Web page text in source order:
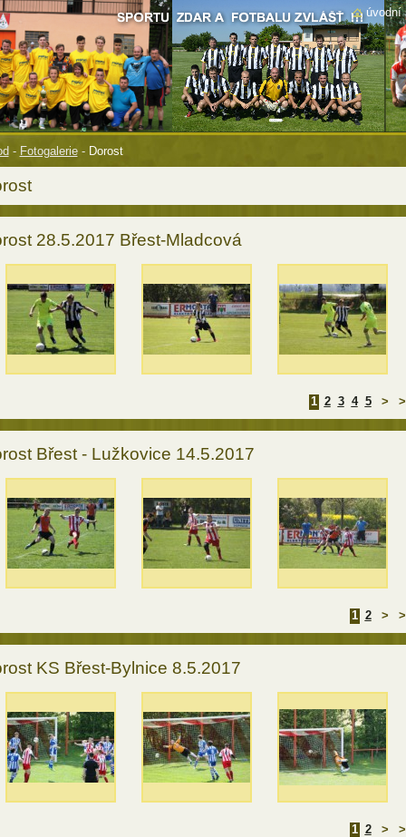
- Fotogalerie - Dorost
28.5.2017 Břest-Mladcová
1 2 3 4 5 >
Břest - Lužkovice 14.5.2017
1 2 >
KS Břest-Bylnice 8.5.2017
1 2 >
úvodní